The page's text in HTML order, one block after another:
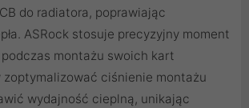
do radiatora, poprawiając
ASRock stosuje precyzyjny moment
montażu swoich kart
zoptymalizować ciśnienie montażu
wydajność cieplną, unikając